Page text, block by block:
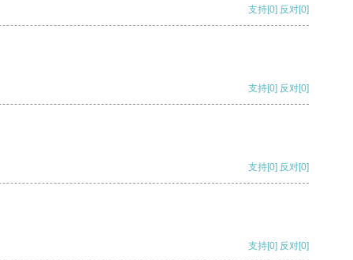
支持[0] 反对[0]
支持[0] 反对[0]
支持[0] 反对[0]
支持[0] 反对[0]